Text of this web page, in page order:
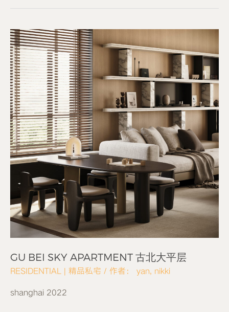
GU BEI SKY APARTMENT 古北大平层
RESIDENTIAL | 精品私宅 / 作者： yan, nikki
shanghai 2022